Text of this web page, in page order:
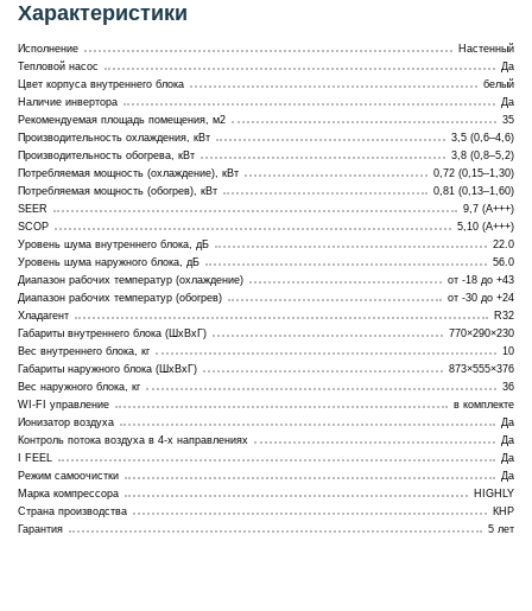
Характеристики
Исполнение
Настенный
Тепловой насос
Да
Цвет корпуса внутреннего блока
белый
Наличие инвертора
Да
Рекомендуемая площадь помещения, м2
35
Производительность охлаждения, кВт
3,5 (0,6–4,6)
Производительность обогрева, кВт
3,8 (0,8–5,2)
Потребляемая мощность (охлаждение), кВт
0,72 (0,15–1,30)
Потребляемая мощность (обогрев), кВт
0,81 (0,13–1,60)
SEER
9,7 (А+++)
SCOP
5,10 (А+++)
Уровень шума внутреннего блока, дБ
22.0
Уровень шума наружного блока, дБ
56.0
Диапазон рабочих температур (охлаждение)
от -18 до +43
Диапазон рабочих температур (обогрев)
от -30 до +24
Хладагент
R32
Габариты внутреннего блока (ШхВхГ)
770×290×230
Вес внутреннего блока, кг
10
Габариты наружного блока (ШхВхГ)
873×555×376
Вес наружного блока, кг
36
WI-FI управление
в комплекте
Ионизатор воздуха
Да
Контроль потока воздуха в 4-х направлениях
Да
I FEEL
Да
Режим самоочистки
Да
Марка компрессора
HIGHLY
Страна производства
КНР
Гарантия
5 лет